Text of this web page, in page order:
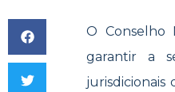
O Conselho
garantir a
jurisdicionais